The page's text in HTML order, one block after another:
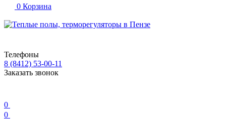
0 Корзина
Телефоны
8 (8412) 53-00-11
Заказать звонок
0
0